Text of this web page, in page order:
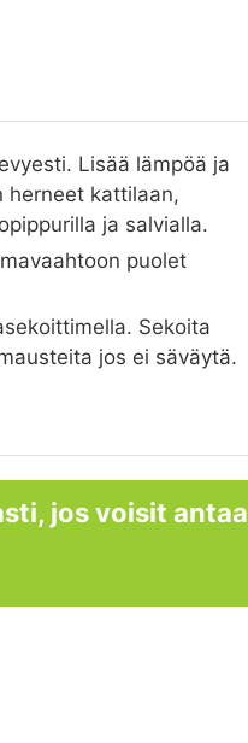
Lisää lämpöä ja
herneet kattilaan,
ja salvialla.
puolet
Sekoita
jos ei säväytä.
jos voisit antaa